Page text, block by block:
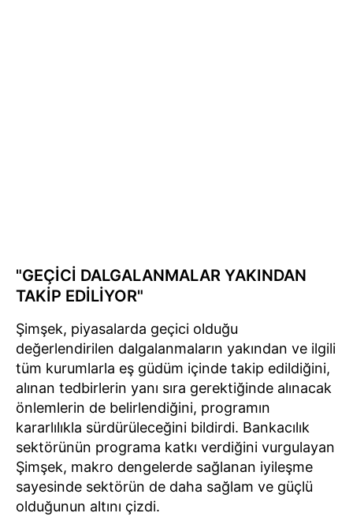
"GEÇİCİ DALGALANMALAR YAKINDAN
TAKİP EDİLİYOR"
Şimşek, piyasalarda geçici olduğu
değerlendirilen dalgalanmaların yakından ve ilgili
tüm kurumlarla eş güdüm içinde takip edildiğini,
alınan tedbirlerin yanı sıra gerektiğinde alınacak
önlemlerin de belirlendiğini, programın
kararlılıkla sürdürüleceğini bildirdi. Bankacılık
sektörünün programa katkı verdiğini vurgulayan
Şimşek, makro dengelerde sağlanan iyileşme
sayesinde sektörün de daha sağlam ve güçlü
olduğunun altını çizdi.